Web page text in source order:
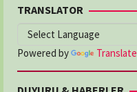
TRANSLATOR
Powered by Translate